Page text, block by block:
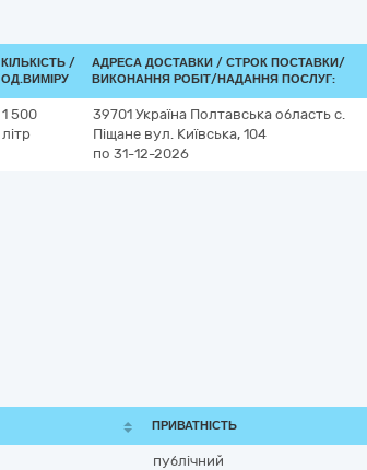
КІЛЬКІСТЬ /
ОД.ВИМІРУ
АДРЕСА ДОСТАВКИ / СТРОК ПОСТАВКИ/
ВИКОНАННЯ РОБІТ/НАДАННЯ ПОСЛУГ:
1 500
літр
39701 Україна Полтавська область c.
Піщане вул. Київська, 104
по 31-12-2026
ПРИВАТНІСТЬ
публічний